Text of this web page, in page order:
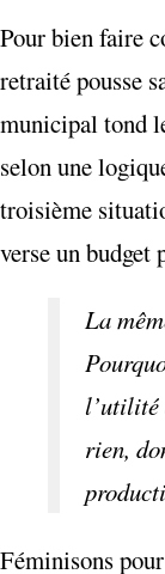
Pour bien faire
retraité pousse
municipal tond
selon une
troisième
verse un budget
La
l’utilité
rien,
Féminisons